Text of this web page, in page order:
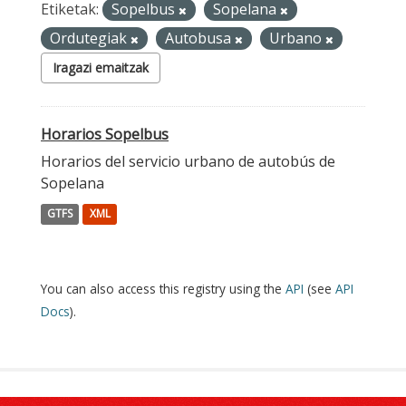
Etiketak: Sopelbus
Sopelana
Ordutegiak
Autobusa Urbano
Iragazi emaitzak
Horarios Sopelbus
Horarios del servicio urbano de autobús de
Sopelana
GTFS XML
You can also access this registry using the API (see API
Docs).